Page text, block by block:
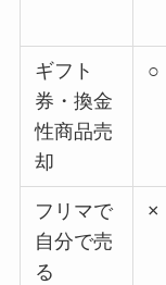
ギフト
券・換金
性商品売
却
○
フリマで
自分で売
る
×